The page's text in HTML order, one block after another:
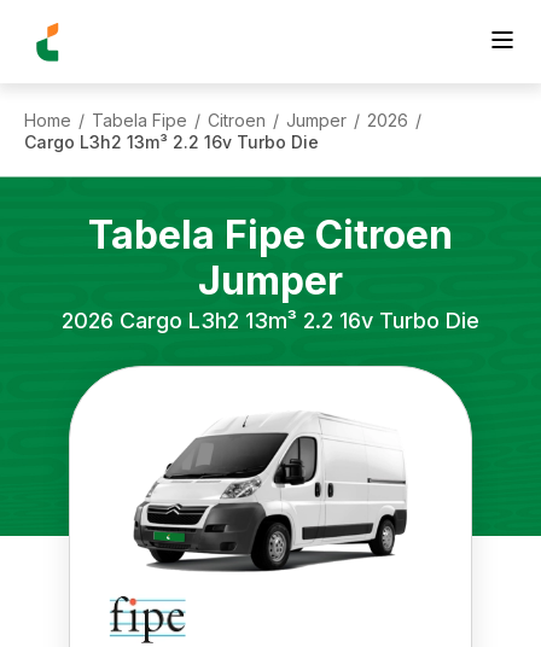
Home / Tabela Fipe / Citroen / Jumper / 2026 /
Cargo L3h2 13m³ 2.2 16v Turbo Die
Tabela Fipe Citroen
Jumper
2026 Cargo L3h2 13m³ 2.2 16v Turbo Die